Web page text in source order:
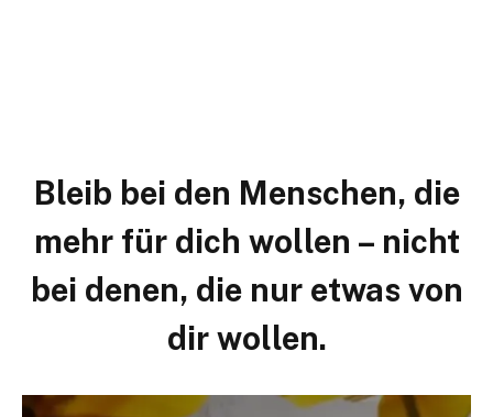
Bleib bei den Menschen, die
mehr für dich wollen – nicht
bei denen, die nur etwas von
dir wollen.